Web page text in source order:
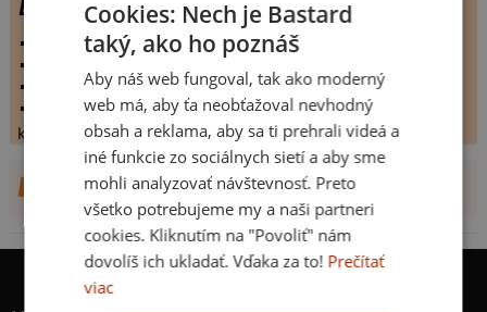
LOSER
vystaveno:10.2.2009
komentářů:6.16667
koupilo by:18 lidí
konečné hodnocení:6.16667
DALŠÍ NÁVRHY OD XSEJA
Cookies: Nech je Bastard
taký, ako ho poznáš
Aby náš web fungoval, tak ako moderný
web má, aby ťa neobťažoval nevhodný
obsah a reklama, aby sa ti prehrali videá a
iné funkcie zo sociálnych sietí a aby sme
mohli analyzovať návštevnosť. Preto
všetko potrebujeme my a naši partneri
cookies. Kliknutím na "Povoliť" nám
dovolíš ich ukladať. Vďaka za to! Prečítať
viac